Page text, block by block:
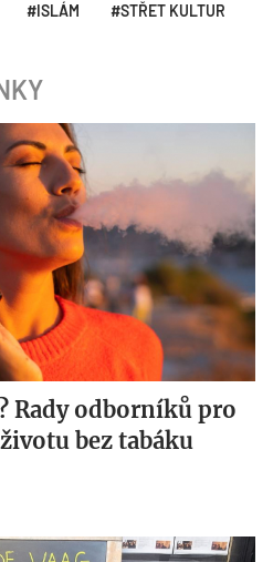
ISLÁM STŘET KULTUR
Rady odborníků pro
bez tabáku